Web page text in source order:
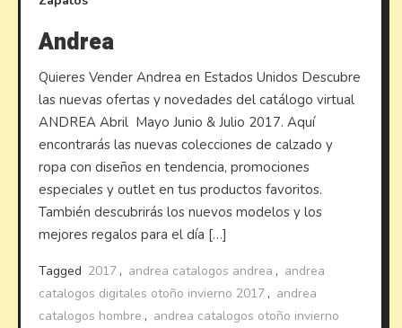
Andrea
Quieres Vender Andrea en Estados Unidos Descubre
las nuevas ofertas y novedades del catálogo virtual
ANDREA Abril Mayo Junio & Julio 2017. Aquí
encontrarás las nuevas colecciones de calzado y
ropa con diseños en tendencia, promociones
especiales y outlet en tus productos favoritos.
También descubrirás los nuevos modelos y los
mejores regalos para el día […]
Tagged 2017 , andrea catalogos andrea , andrea
catalogos digitales otoño invierno 2017 , andrea
catalogos hombre , andrea catalogos otoño invierno